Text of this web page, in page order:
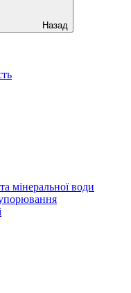
Назад
мінеральної води